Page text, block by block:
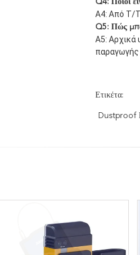
Q4: Ποιοι
A4: Από T/
Q5: Πώς
A5: Αρχικά
παραγωγής
Ετικέτα:
Dustproof